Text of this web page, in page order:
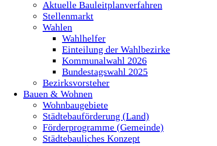
Aktuelle Bauleitplanverfahren
Stellenmarkt
Wahlen
Wahlhelfer
Einteilung der Wahlbezirke
Kommunalwahl 2026
Bundestagswahl 2025
Bezirksvorsteher
Bauen & Wohnen
Wohnbaugebiete
Städtebauförderung (Land)
Förderprogramme (Gemeinde)
Städtebauliches Konzept